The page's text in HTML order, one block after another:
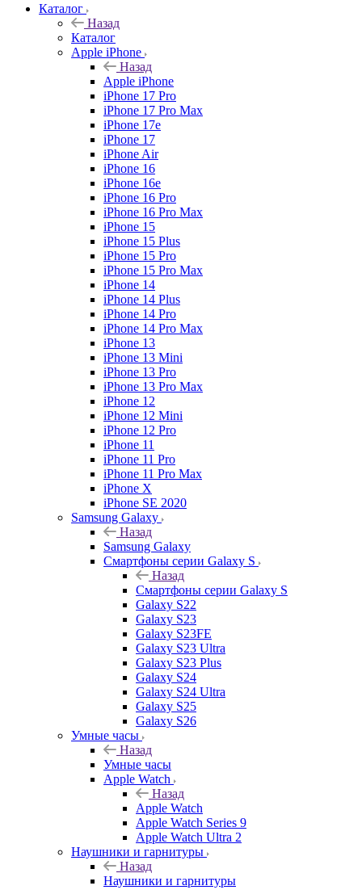
Каталог
Назад
Каталог
Apple iPhone
Назад
Apple iPhone
iPhone 17 Pro
iPhone 17 Pro Max
iPhone 17e
iPhone 17
iPhone Air
iPhone 16
iPhone 16e
iPhone 16 Pro
iPhone 16 Pro Max
iPhone 15
iPhone 15 Plus
iPhone 15 Pro
iPhone 15 Pro Max
iPhone 14
iPhone 14 Plus
iPhone 14 Pro
iPhone 14 Pro Max
iPhone 13
iPhone 13 Mini
iPhone 13 Pro
iPhone 13 Pro Max
iPhone 12
iPhone 12 Mini
iPhone 12 Pro
iPhone 11
iPhone 11 Pro
iPhone 11 Pro Max
iPhone X
iPhone SE 2020
Samsung Galaxy
Назад
Samsung Galaxy
Смартфоны серии Galaxy S
Назад
Смартфоны серии Galaxy S
Galaxy S22
Galaxy S23
Galaxy S23FE
Galaxy S23 Ultra
Galaxy S23 Plus
Galaxy S24
Galaxy S24 Ultra
Galaxy S25
Galaxy S26
Умные часы
Назад
Умные часы
Apple Watch
Назад
Apple Watch
Apple Watch Series 9
Apple Watch Ultra 2
Наушники и гарнитуры
Назад
Наушники и гарнитуры